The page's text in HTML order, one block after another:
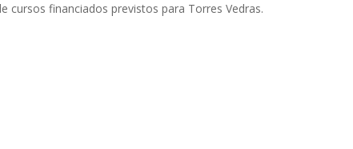
cursos financiados previstos para Torres Vedras.